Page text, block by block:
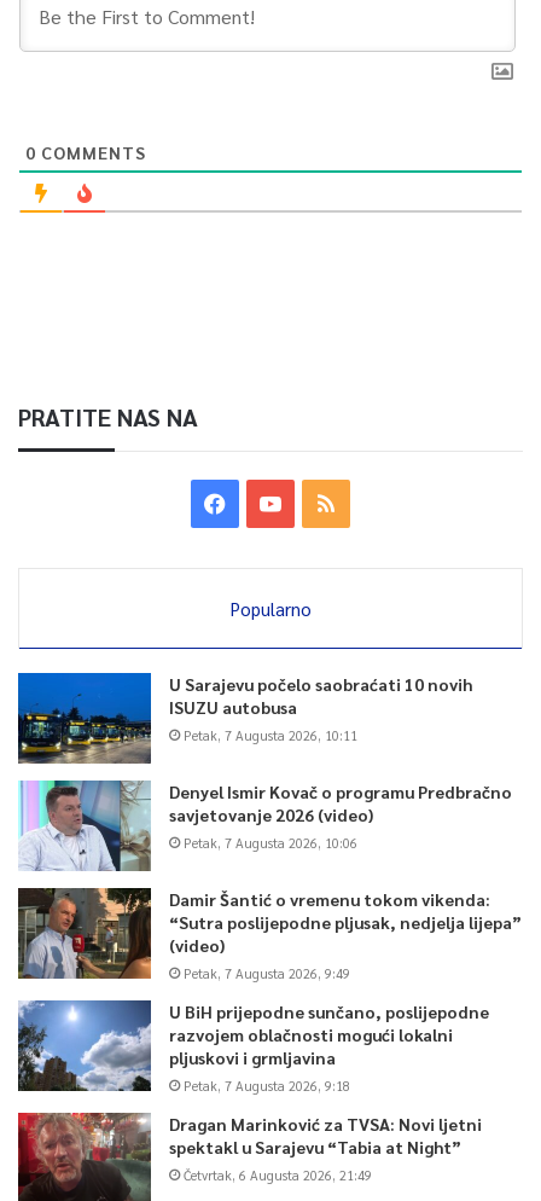
0 COMMENTS
PRATITE NAS NA
Popularno
U Sarajevu počelo saobraćati 10 novih
ISUZU autobusa
Petak, 7 Augusta 2026, 10:11
Denyel Ismir Kovač o programu Predbračno
savjetovanje 2026 (video)
Petak, 7 Augusta 2026, 10:06
Damir Šantić o vremenu tokom vikenda:
“Sutra poslijepodne pljusak, nedjelja lijepa”
(video)
Petak, 7 Augusta 2026, 9:49
U BiH prijepodne sunčano, poslijepodne
razvojem oblačnosti mogući lokalni
pljuskovi i grmljavina
Petak, 7 Augusta 2026, 9:18
Dragan Marinković za TVSA: Novi ljetni
spektakl u Sarajevu “Tabia at Night”
Četvrtak, 6 Augusta 2026, 21:49